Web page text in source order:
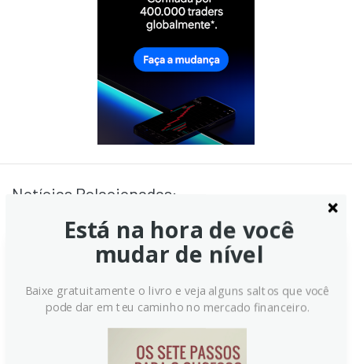
Notícias Relacionadas:
OCBC
USD/JPY recuou levemente, possivelmente
pressionado por USD/CNY, par próximo de 147,13. O
Está na hora de você
mudar de nível
Baixe gratuitamente o livro e veja alguns saltos que você
pode dar em teu caminho no mercado financeiro.